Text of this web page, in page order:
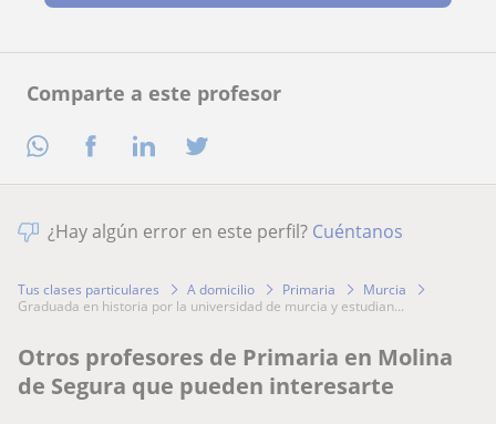
Comparte a este profesor
¿Hay algún error en este perfil? Cuéntanos
Tus clases particulares A domicilio Primaria
Murcia
graduada en historia por la universidad de murcia y estudian...
Otros profesores de Primaria en Molina
de Segura que pueden interesarte